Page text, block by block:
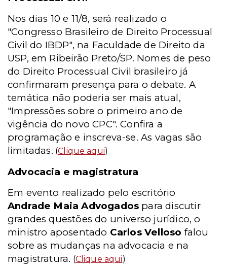
Nos dias 10 e 11/8, será realizado o
"Congresso Brasileiro de Direito Processual
Civil do IBDP", na Faculdade de Direito da
USP, em Ribeirão Preto/SP. Nomes de peso
do Direito Processual Civil brasileiro já
confirmaram presença para o debate. A
temática não poderia ser mais atual,
"Impressões sobre o primeiro ano de
vigência do novo CPC". Confira a
programação e inscreva-se. As vagas são
limitadas. (Clique aqui)
Advocacia e magistratura
Em evento realizado pelo escritório
Andrade Maia Advogados para discutir
grandes questões do universo jurídico, o
ministro aposentado Carlos Velloso falou
sobre as mudanças na advocacia e na
magistratura. (Clique aqui)